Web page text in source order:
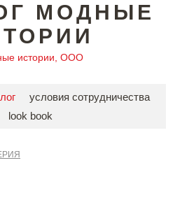
МОДНЫЕ
истории, ООО
условия сотрудничества
look book